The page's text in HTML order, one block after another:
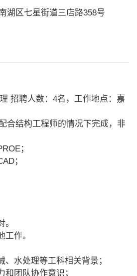
湖区七星街道三店路358号
招聘人数：4名，工作地点：嘉
合结构工程师的情况下完成，非
；
；
作。
、水处理等工科相关背景；
和团队协作意识；